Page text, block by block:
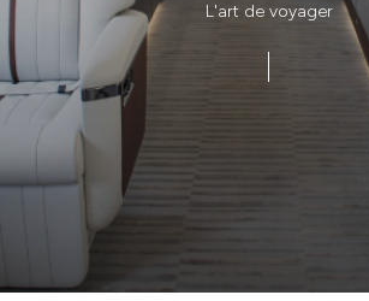
L'art de voyager